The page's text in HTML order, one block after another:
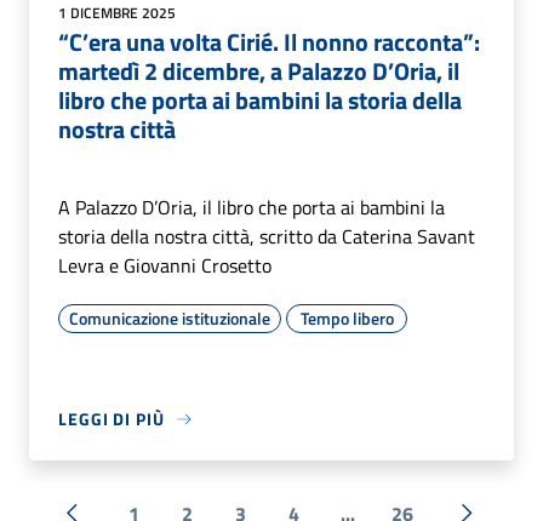
1 DICEMBRE 2025
“C’era una volta Cirié. Il nonno racconta”:
martedì 2 dicembre, a Palazzo D’Oria, il
libro che porta ai bambini la storia della
nostra città
A Palazzo D’Oria, il libro che porta ai bambini la
storia della nostra città, scritto da Caterina Savant
Levra e Giovanni Crosetto
Comunicazione istituzionale Tempo libero
LEGGI DI PIÙ
1 2 3 4 ... 26